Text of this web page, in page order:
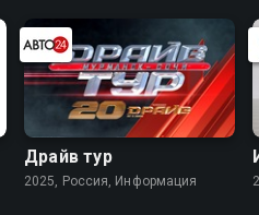
Драйв тур
2025, Россия, Информация